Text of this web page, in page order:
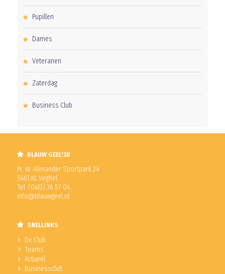
Pupillen
Dames
Veteranen
Zaterdag
Business Club
BLAUW GEEL'38
Pr. W. Alexander Sportpark 24
5461 XL Veghel
Tel. (0413) 36 57 04
info@blauwgeel.nl
SNELLINKS
De Club
Teams
Actueel
Businessclub